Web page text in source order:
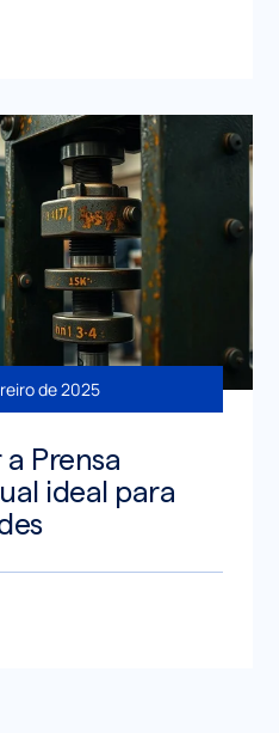
de 2025
Prensa
ideal para